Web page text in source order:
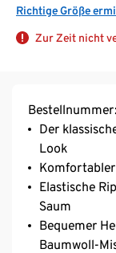
Richtige Größe
Zur Zeit nicht
Der
Look
Elastische
Saum
Bequemer
Baumwoll-